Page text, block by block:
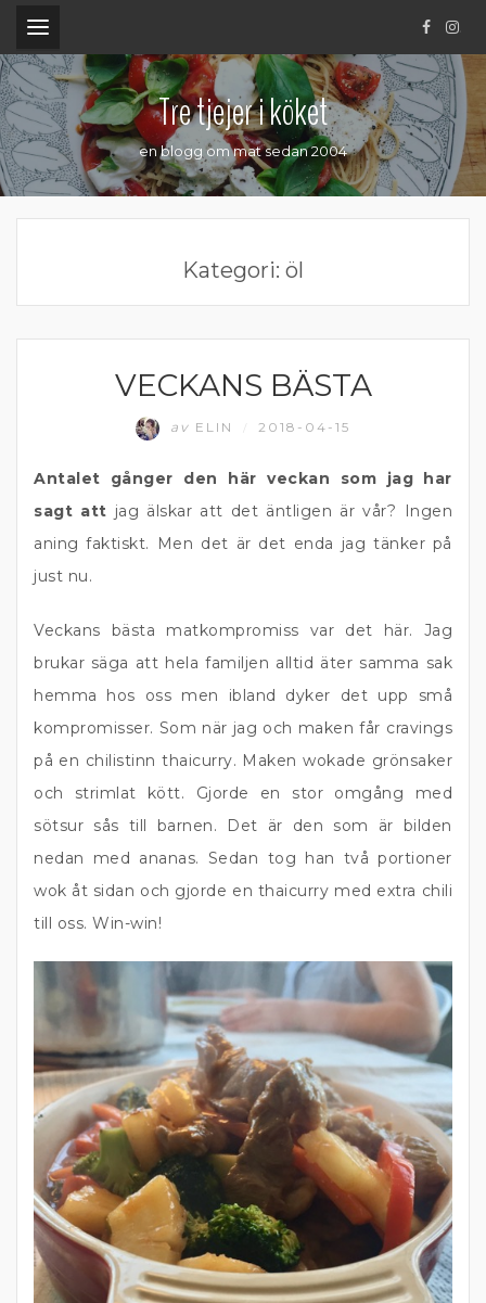
.
Tre tjejer i köket
en blogg om mat sedan 2004
Kategori: öl
VECKANS BÄSTA
av ELIN 2018-04-15
Antalet gånger den här veckan som jag har
sagt att jag älskar att det äntligen är vår? Ingen
aning faktiskt. Men det är det enda jag tänker på
just nu.
Veckans bästa matkompromiss var det här. Jag
brukar säga att hela familjen alltid äter samma sak
hemma hos oss men ibland dyker det upp små
kompromisser. Som när jag och maken får cravings
på en chilistinn thaicurry. Maken wokade grönsaker
och strimlat kött. Gjorde en stor omgång med
sötsur sås till barnen. Det är den som är bilden
nedan med ananas. Sedan tog han två portioner
wok åt sidan och gjorde en thaicurry med extra chili
till oss. Win-win!